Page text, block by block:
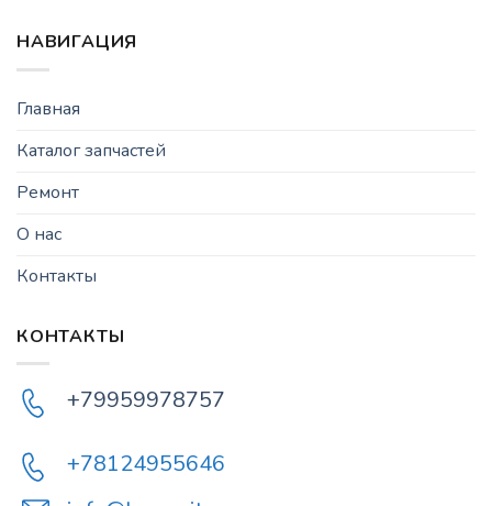
НАВИГАЦИЯ
Главная
Каталог запчастей
Ремонт
О нас
Контакты
КОНТАКТЫ
+79959978757
+78124955646